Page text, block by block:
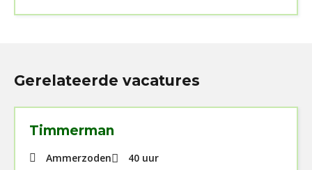
Gerelateerde vacatures
Timmerman
Ammerzoden 40 uur